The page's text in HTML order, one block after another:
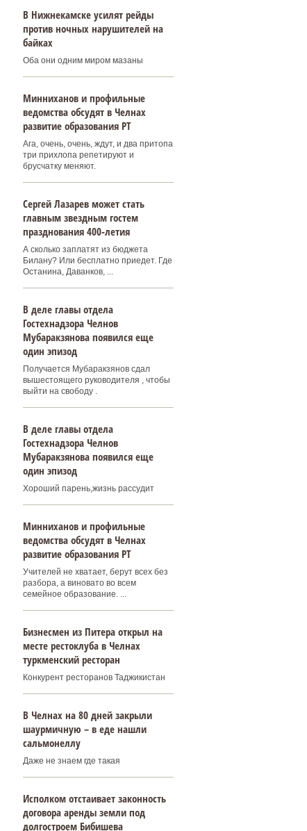
В Нижнекамске усилят рейды
против ночных нарушителей на
байках
Оба они одним миром мазаны
Минниханов и профильные
ведомства обсудят в Челнах
развитие образования РТ
Ага, очень, очень, ждут, и два притопа
три прихлопа репетируют и
брусчатку меняют.
Сергей Лазарев может стать
главным звездным гостем
празднования 400‑летия
А сколько заплатят из бюджета
Билану? Или бесплатно приедет. Где
Останина, Даванков, ...
В деле главы отдела
Гостехнадзора Челнов
Мубаракзянова появился еще
один эпизод
Получается Мубаракзянов сдал
вышестоящего руководителя , чтобы
выйти на свободу .
В деле главы отдела
Гостехнадзора Челнов
Мубаракзянова появился еще
один эпизод
Хороший парень,жизнь рассудит
Минниханов и профильные
ведомства обсудят в Челнах
развитие образования РТ
Учителей не хватает, берут всех без
разбора, а виновато во всем
семейное образование. ...
Бизнесмен из Питера открыл на
месте рестоклуба в Челнах
туркменский ресторан
Конкурент ресторанов Таджикистан
В Челнах на 80 дней закрыли
шаурмичную – в еде нашли
сальмонеллу
Даже не знаем где такая
Исполком отстаивает законность
договора аренды земли под
долгостроем Бибишева